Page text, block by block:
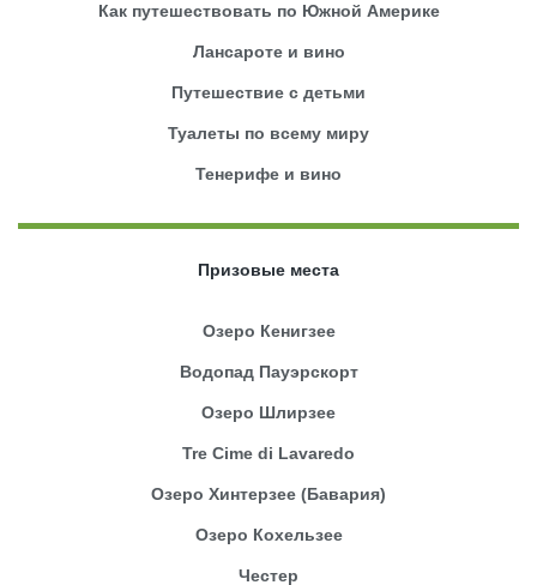
Как путешествовать по Южной Америке
Лансароте и вино
Путешествие с детьми
Туалеты по всему миру
Тенерифе и вино
Призовые места
Озеро Кенигзее
Водопад Пауэрскорт
Озеро Шлирзее
Tre Cime di Lavaredo
Озеро Хинтерзее (Бавария)
Озеро Кохельзее
Честер